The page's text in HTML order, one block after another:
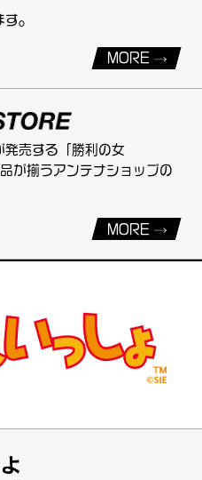
。
MORE
発売する「勝利の女
が揃うアンテナショップの
MORE